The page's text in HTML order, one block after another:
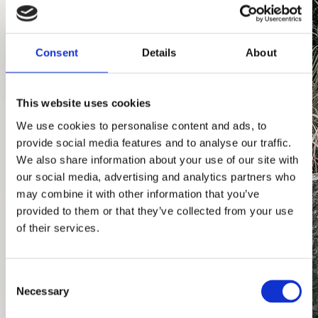
Consent Details About
This website uses cookies
We use cookies to personalise content and ads, to
provide social media features and to analyse our traffic.
We also share information about your use of our site with
our social media, advertising and analytics partners who
may combine it with other information that you’ve
provided to them or that they’ve collected from your use
of their services.
Selection
Necessary